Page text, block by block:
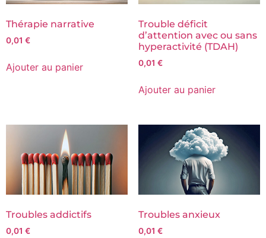
Thérapie narrative
0,01 €
Ajouter au panier
Trouble déficit
d’attention avec ou sans
hyperactivité (TDAH)
0,01 €
Ajouter au panier
Troubles addictifs
0,01 €
Troubles anxieux
0,01 €